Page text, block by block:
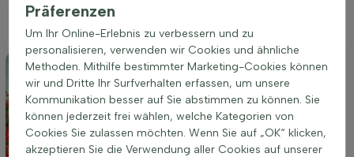
macht. Ihr duftendes und farbenfrohes Erscheinungsbild
macht sie zu einem attraktiven Blickfang in jedem Garten.
Präferenzen
Um Ihr Online-Erlebnis zu verbessern und zu
personalisieren, verwenden wir Cookies und ähnliche
Methoden. Mithilfe bestimmter Marketing-Cookies können
wir und Dritte Ihr Surfverhalten erfassen, um unsere
Kommunikation besser auf Sie abstimmen zu können. Sie
können jederzeit frei wählen, welche Kategorien von
Cookies Sie zulassen möchten. Wenn Sie auf „OK“ klicken,
akzeptieren Sie die Verwendung aller Cookies auf unserer